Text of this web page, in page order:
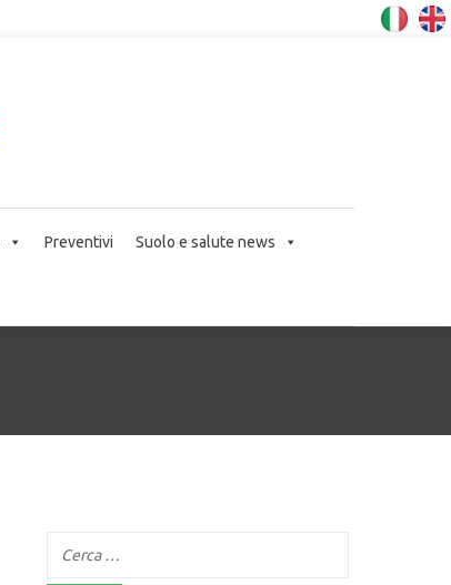
Preventivi Suolo e salute news